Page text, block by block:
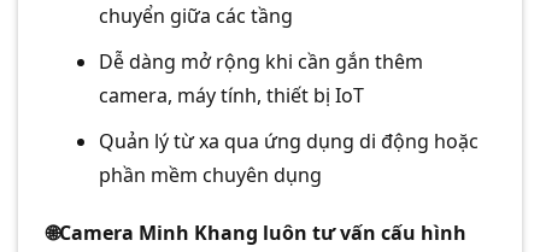
chuyển giữa các tầng
Dễ dàng mở rộng khi cần gắn thêm
camera, máy tính, thiết bị IoT
Quản lý từ xa qua ứng dụng di động hoặc
phần mềm chuyên dụng
🌐Camera Minh Khang luôn tư vấn cấu hình